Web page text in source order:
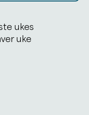
ukes
uke